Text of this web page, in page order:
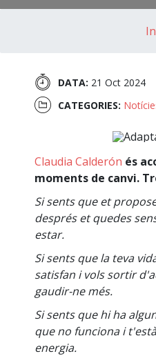
DATA: 21 Oct 2024
CATEGORIES:
Claudia Calderón és
moments de canvi.
Si sents que et
després et quedes
estar.
Si sents que la teva
satisfan i vols sortir
gaudir-ne més.
Si sents que hi ha
que no funciona i
energia.